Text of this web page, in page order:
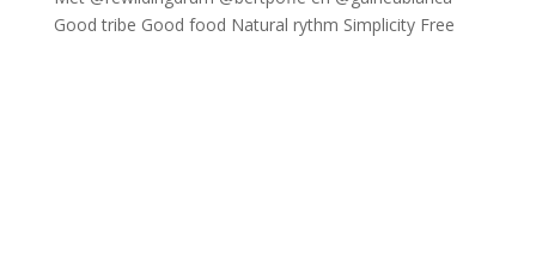
Good tribe Good food Natural rythm Simplicity Free